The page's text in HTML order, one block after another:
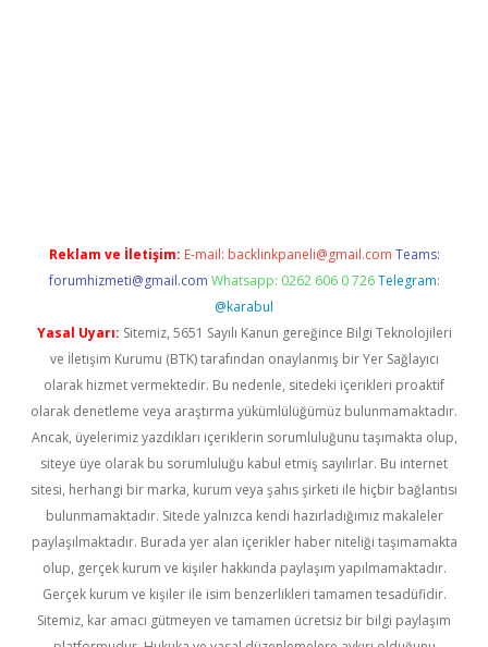
Reklam ve İletişim: E-mail: backlinkpaneli@gmail.com Teams:
forumhizmeti@gmail.com Whatsapp: 0262 606 0 726 Telegram:
@karabul
Yasal Uyarı: Sitemiz, 5651 Sayılı Kanun gereğince Bilgi Teknolojileri
ve İletişim Kurumu (BTK) tarafından onaylanmış bir Yer Sağlayıcı
olarak hizmet vermektedir. Bu nedenle, sitedeki içerikleri proaktif
olarak denetleme veya araştırma yükümlülüğümüz bulunmamaktadır.
Ancak, üyelerimiz yazdıkları içeriklerin sorumluluğunu taşımakta olup,
siteye üye olarak bu sorumluluğu kabul etmiş sayılırlar. Bu internet
sitesi, herhangi bir marka, kurum veya şahıs şirketi ile hiçbir bağlantısı
bulunmamaktadır. Sitede yalnızca kendi hazırladığımız makaleler
paylaşılmaktadır. Burada yer alan içerikler haber niteliği taşımamakta
olup, gerçek kurum ve kişiler hakkında paylaşım yapılmamaktadır.
Gerçek kurum ve kişiler ile isim benzerlikleri tamamen tesadüfidir.
Sitemiz, kar amacı gütmeyen ve tamamen ücretsiz bir bilgi paylaşım